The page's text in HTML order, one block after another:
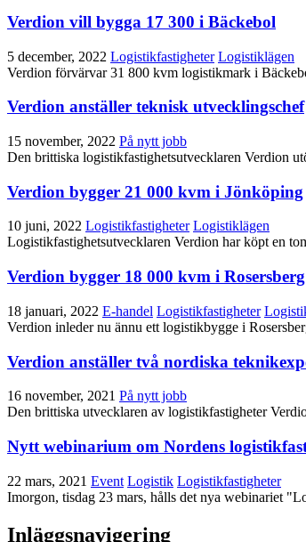
Verdion vill bygga 17 300 i Bäckebol
5 december, 2022 Logistikfastigheter Logistiklägen
Verdion förvärvar 31 800 kvm logistikmark i
Verdion anställer teknisk utvecklingschef
15 november, 2022 På nytt jobb
Den brittiska logistikfastighetsutvecklaren Verdion
Verdion bygger 21 000 kvm i Jönköping
10 juni, 2022 Logistikfastigheter Logistiklägen
Logistikfastighetsutvecklaren Verdion har köpt en
Verdion bygger 18 000 kvm i Rosersberg
18 januari, 2022 E-handel Logistikfastigheter
Verdion inleder nu ännu ett logistikbygge i
Verdion anställer två nordiska
16 november, 2021 På nytt jobb
Den brittiska utvecklaren av logistikfastigheter
Nytt webinarium om Nordens
22 mars, 2021 Event Logistik Logistikfastigheter
Imorgon, tisdag 23 mars, hålls det nya webinariet
Inläggsnavigering